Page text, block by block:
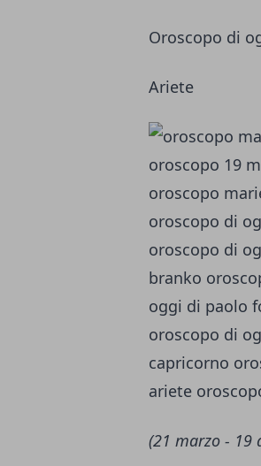
Oroscopo di
Ariete
(21 marzo - 19